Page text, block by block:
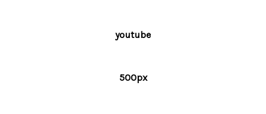
youtube
500px